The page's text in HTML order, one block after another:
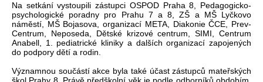
Na setkání vystoupili zástupci OSPOD Praha 8, Pedagogicko-
psychologické poradny pro Prahu 7 a 8, ZŠ a MŠ Lyčkovo
náměstí, MŠ Bojasova, organizací META, Diakonie ČCE, Prev-
Centrum, Neposeda, Dětské krizové centrum, SIMI, Centrum
Anabell, 1. pediatrické kliniky a dalších organizací zapojených
do podpory dětí a rodin.
Významnou součástí akce byla také účast zástupců mateřských